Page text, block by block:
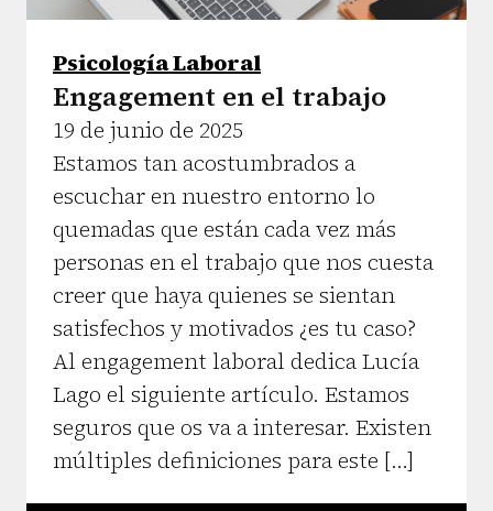
Psicología Laboral
Engagement en el trabajo
19 de junio de 2025
Estamos tan acostumbrados a
escuchar en nuestro entorno lo
quemadas que están cada vez más
personas en el trabajo que nos cuesta
creer que haya quienes se sientan
satisfechos y motivados ¿es tu caso?
Al engagement laboral dedica Lucía
Lago el siguiente artículo. Estamos
seguros que os va a interesar. Existen
múltiples definiciones para este […]